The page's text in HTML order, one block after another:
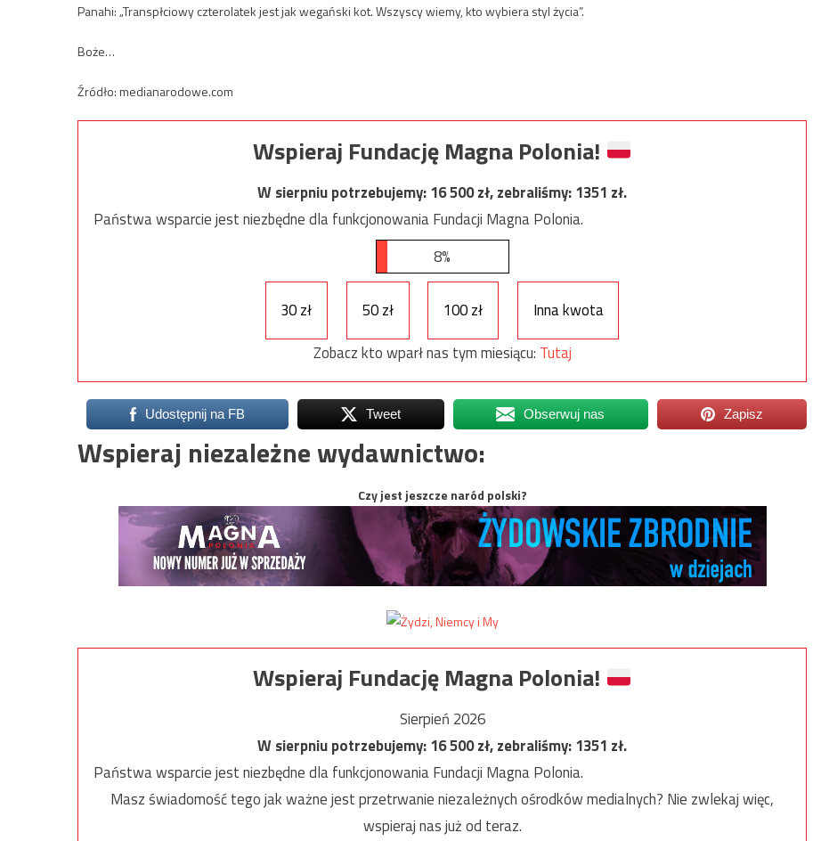
Panahi: „Transpłciowy czterolatek jest jak wegański kot. Wszyscy wiemy, kto wybiera styl życia”.
Boże…
Źródło: medianarodowe.com
Wspieraj Fundację Magna Polonia!
W sierpniu potrzebujemy:16 500zł, zebraliśmy:1351 zł.
Państwa wsparcie jest niezbędne dla funkcjonowania Fundacji Magna Polonia.
8%
30 zł 50 zł 100 zł
Inna kwota
Zobacz kto wparł nas tym miesiącu: Tutaj
Udostępnij na FB Tweet Obserwuj nas Zapisz
Wspieraj niezależne wydawnictwo:
Czy jest jeszcze naród polski?
Wspieraj Fundację Magna Polonia!
Sierpień 2026
W sierpniu potrzebujemy:16 500zł, zebraliśmy:1351 zł.
Państwa wsparcie jest niezbędne dla funkcjonowania Fundacji Magna Polonia.
Masz świadomość tego jak ważne jest przetrwanie niezależnych ośrodków medialnych? Nie zwlekaj więc,
wspieraj nas już od teraz.